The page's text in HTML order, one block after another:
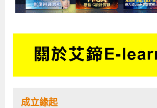
穿戴式裝置應用開發
嵌入式即時作業系統FreeRTOS 設計實作
[學程]感測電路Plus+MCU韌體設計實戰
AI課程總覽頁
AI邊緣運算實作TensorFlow Lite for MCU
AIoT智能聯網運算實戰
Web全端開發應用班
資訊安全實務
物聯網Web整合應用實作
5G技術-SDN與Mininet實作
嵌入式物聯網開發實戰
[學程]物聯網全端與深度學習整合
ROS機器人自走車系統開發應用
ROS機器手臂控制&演算法實戰
智能機器人系統整合開發
電腦視覺與影像處理課程
影像課程總覽
電腦視覺與影像處理
ARM系列課程
ARM mbed 物聯網平台應用實作
程式語言系列課程
Raspberry Pi 開發入門
Python機器學習與深度學習
AI雲端原生與MLOps自動化實務
AI邊緣運算實作-TFL for MCU
iPAS AIoT應用工程師(物聯網類)
5G - SDN與Mininet實作
iPAS AIoT應用工程師(物聯網類)
iPAS巨量資料分析師
iPAS機器學習工程師
高中生升學超前部署課程總覽
APCS檢定 Python課程
APCS檢定 C++課程
程式語言系列
C語言程式設計
資料結構
Raspberry Pi系列
Linux & C語言硬體控制
5G-SDN通訊系列課程
最新成果展
工程師學習地圖
學員專屬提問平台
青少年AI人工智慧實作班[高中生]
高中生升學超前部署課程總覽
成立緣起